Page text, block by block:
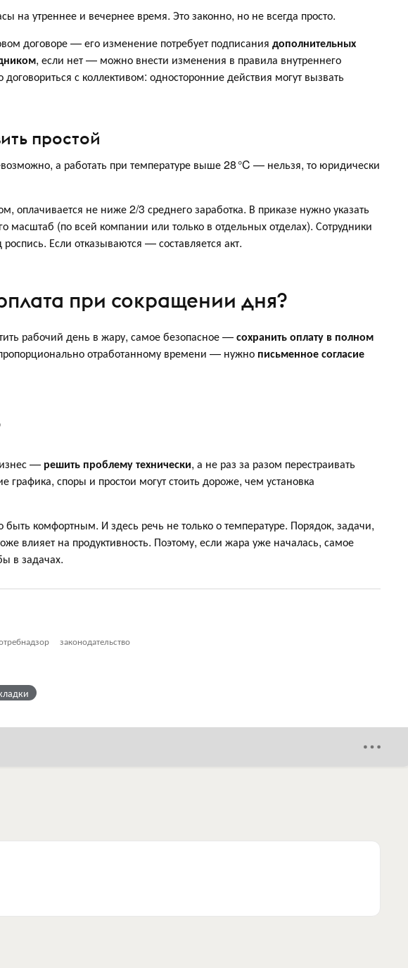
на утреннее и вечернее время. Это законно, но не всегда просто.
договоре — его изменение потребует подписания дополнительных
, если нет — можно внести изменения в правила внутреннего
с коллективом: односторонние действия могут вызвать
простой
а работать при температуре выше 28 °C — нельзя, то юридически
оплачивается не ниже 2/3 среднего заработка. В приказе нужно указать
масштаб (по всей компании или только в отдельных отделах). Сотрудники
Если отказываются — составляется акт.
при сокращении дня?
рабочий день в жару, самое безопасное —сохранить оплату в полном
отработанному времени — нужно письменное согласие
— решить проблему технически, а не раз за разом перестраивать
графика, споры и простои могут стоить дороже, чем установка
быть комфортным. И здесь речь не только о температуре. Порядок, задачи,
влияет на продуктивность. Поэтому, если жара уже началась, самое
в задачах.
законодательство